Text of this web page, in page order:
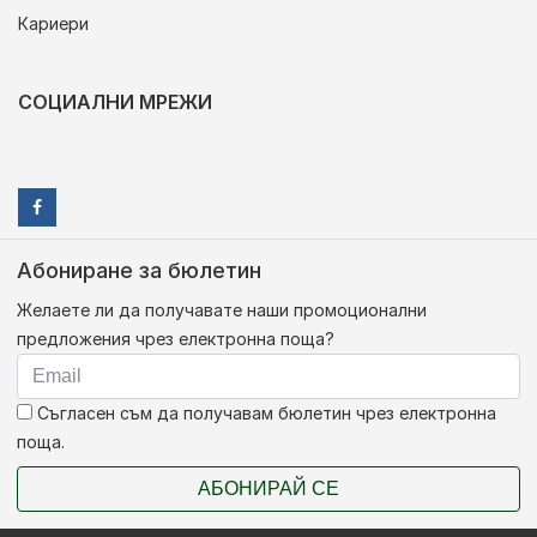
Кариери
СОЦИАЛНИ МРЕЖИ
Абониране за бюлетин
Желаете ли да получавате наши промоционални
предложения чрез електронна поща?
Съгласен съм да получавам бюлетин чрез електронна
поща.
АБОНИРАЙ СЕ